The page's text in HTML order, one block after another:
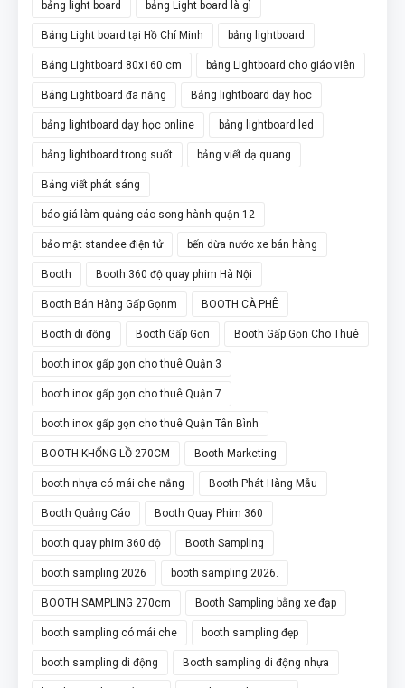
bảng light board bảng Light board là gì
Bảng Light board tại Hồ Chí Minh bảng lightboard
Bảng Lightboard 80x160 cm bảng Lightboard cho giáo viên
Bảng Lightboard đa năng Bảng lightboard dạy học
bảng lightboard dạy học online bảng lightboard led
bảng lightboard trong suốt bảng viết dạ quang
Bảng viết phát sáng
báo giá làm quảng cáo song hành quận 12
bảo mật standee điện tử bến dừa nước xe bán hàng
Booth Booth 360 độ quay phim Hà Nội
Booth Bán Hàng Gấp Gọnm BOOTH CÀ PHÊ
Booth di động Booth Gấp Gọn Booth Gấp Gọn Cho Thuê
booth inox gấp gọn cho thuê Quận 3
booth inox gấp gọn cho thuê Quận 7
booth inox gấp gọn cho thuê Quận Tân Bình
BOOTH KHỔNG LỒ 270CM Booth Marketing
booth nhựa có mái che nắng Booth Phát Hàng Mẫu
Booth Quảng Cáo Booth Quay Phim 360
booth quay phim 360 độ Booth Sampling
booth sampling 2026 booth sampling 2026.
BOOTH SAMPLING 270cm Booth Sampling bằng xe đạp
booth sampling có mái che booth sampling đẹp
booth sampling di động Booth sampling di động nhựa